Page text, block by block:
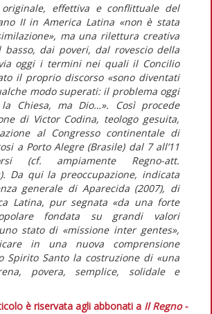
originale, effettiva e conflittuale del
II in America Latina «non è stata
ma una rilettura creativa
dai poveri, dal rovescio della
oggi i termini nei quali il Concilio
il proprio discorso «sono diventati
modo superati: il problema oggi
Chiesa, ma Dio…». Così procede
di Victor Codina, teologo gesuita,
al Congresso continentale di
a Porto Alegre (Brasile) dal 7 all’11
(cf. ampiamente Regno-att.
Da qui la preoccupazione, indicata
generale di Aparecida (2007), di
Latina, pur segnata «da una forte
fondata su grandi valori
stato di «missione inter gentes»,
in una nuova comprensione
Spirito Santo la costruzione di «una
povera, semplice, solidale e
è riservata agli abbonati a Il Regno -